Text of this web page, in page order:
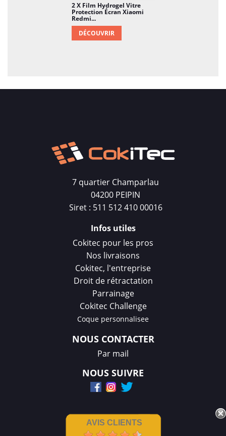
2 X Film Hydrogel Vitre
Protection Écran Xiaomi
Redmi...
DÉCOUVRIR
7 quartier Champarlau
04200 PEIPIN
Siret : 511 512 410 00016
Infos utiles
Cokitec pour les pros
Nos livraisons
Cokitec, l'entreprise
Droit de rétractation
Parrainage
Cokitec Challenge
Coque personnalisee
NOUS CONTACTER
Par mail
NOUS SUIVRE
AVIS CLIENTS